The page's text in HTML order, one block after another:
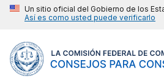
Un sitio oficial del Gobierno de los
Así es como usted puede verificarlo